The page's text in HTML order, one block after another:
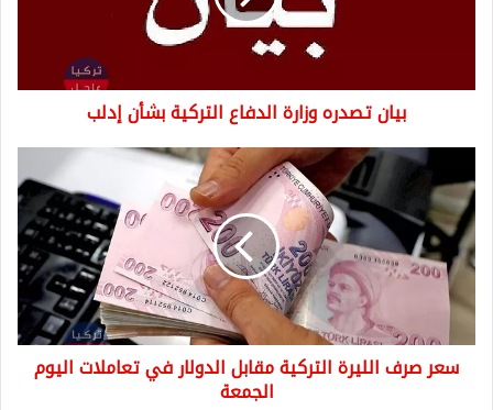
بيان تصدره وزارة الدفاع التركية بشأن إدلب
صرف
الليرة
التركية
مقابل
الدولار
تعاملات
اليوم
الجمعة
سعر صرف الليرة التركية مقابل الدولار في تعاملات اليوم
الجمعة